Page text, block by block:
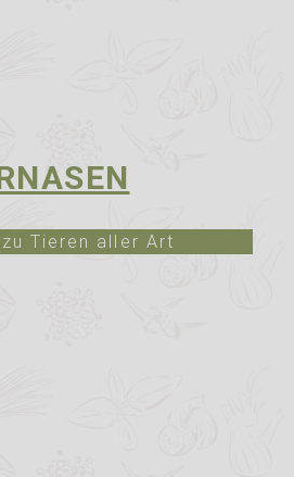
Tieren aller Art